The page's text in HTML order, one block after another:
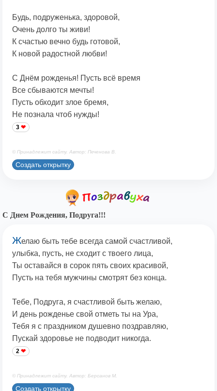
Будь, подруженька, здоровой,
Очень долго ты живи!
К счастью вечно будь готовой,
К новой радостной любви!
С Днём рожденья! Пусть всё время
Все сбываются мечты!
Пусть обходит злое бремя,
Не познала чтоб нужды!
3
© Принадлежит сайту. Автор: Печенова В.
Создать открытку
С Днем Рождения, Подруга!!!
Желаю быть тебе всегда самой счастливой,
улыбка, пусть, не сходит с твоего лица,
Ты оставайся в сорок пять своих красивой,
Пусть на тебя мужчины смотрят без конца.
Тебе, Подруга, я счастливой быть желаю,
И день рожденье свой отметь ты на Ура,
Тебя я с праздником душевно поздравляю,
Пускай здоровье не подводит никогда.
2
© Принадлежит сайту. Автор: Берсанов М.
Создать открытку